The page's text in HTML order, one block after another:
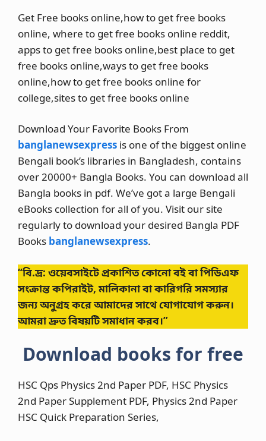
Get Free books online,how to get free books
online, where to get free books online reddit,
apps to get free books online,best place to get
free books online,ways to get free books
online,how to get free books online for
college,sites to get free books online
Download Your Favorite Books From
banglanewsexpress is one of the biggest online
Bengali book’s libraries in Bangladesh, contains
over 20000+ Bangla Books. You can download all
Bangla books in pdf. We’ve got a large Bengali
eBooks collection for all of you. Visit our site
regularly to download your desired Bangla PDF
Books banglanewsexpress.
“বি.দ্র: ওয়েবসাইটে প্রকাশিত কোনো বই বা পিডিএফ
সংক্রান্ত কপিরাইট, মালিকানা বা কারিগরি সমস্যার
জন্য অনুগ্রহ করে আমাদের সাথে যোগাযোগ করুন।
আমরা দ্রুত বিষয়টি সমাধান করব।”
Download books for free
HSC Qps Physics 2nd Paper PDF, HSC Physics
2nd Paper Supplement PDF, Physics 2nd Paper
HSC Quick Preparation Series,